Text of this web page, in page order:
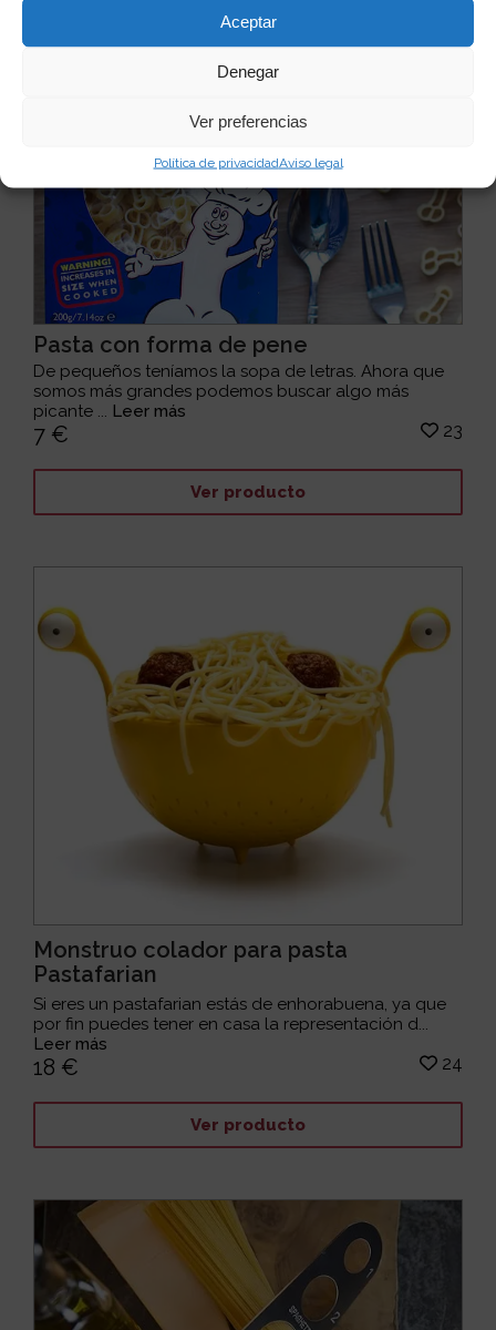
Aceptar
Denegar
Ver preferencias
Política de privacidadAviso legal
Pasta con forma de pene
De pequeños teníamos la sopa de letras. Ahora que
somos más grandes podemos buscar algo más
picante ... Leer más
7 € 23
Ver producto
Monstruo colador para pasta
Pastafarian
Si eres un pastafarian estás de enhorabuena, ya que
por fin puedes tener en casa la representación d...
Leer más
18 € 24
Ver producto